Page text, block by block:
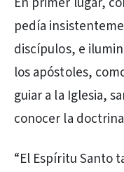
pedía
discípulos, e
los apóstoles,
guiar a la Iglesia,
conocer la
“El Espíritu Santo